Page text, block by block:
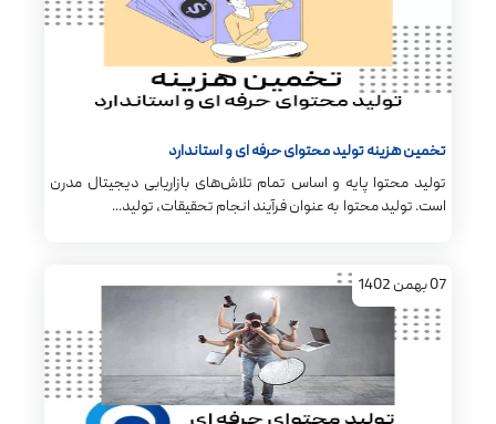
تخمین هزینه تولید محتوای حرفه ای و استاندارد
تولید محتوا پایه و اساس تمام تلاش‌های بازاریابی دیجیتال مدرن
است. تولید محتوا به عنوان فرآیند انجام تحقیقات، تولید...
07بهمن 1402